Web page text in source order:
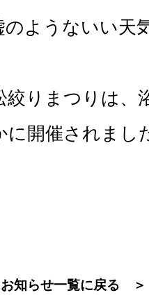
のようないい天
絞りまつりは、
に開催されまし
お知らせ一覧に戻る